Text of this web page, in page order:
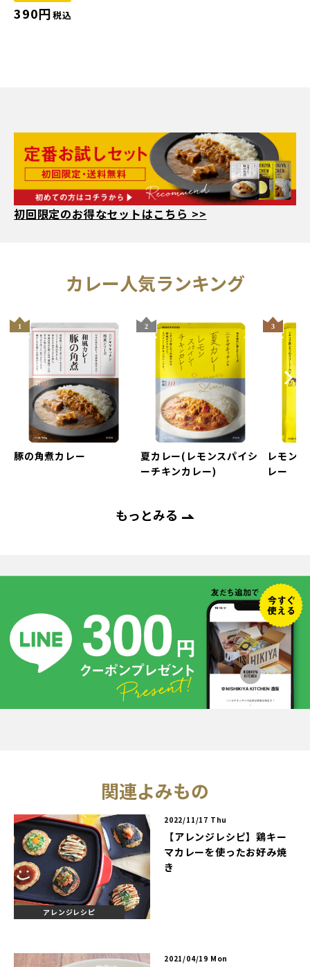
390円税込
初回限定のお得なセットはこちら >>
人気ランキング
豚の角煮カレー
夏カレー(レモンスパイシ
ーチキンカレー)
レモン
レー
もっとみる
関連よみもの
アレンジレシピ
2022/11/17 Thu
【アレンジレシピ】鶏キー
マカレーを使ったお好み焼
き
2021/04/19 Mon